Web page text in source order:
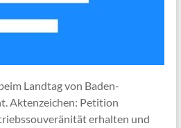
Landtag von Baden-
Aktenzeichen: Petition
erhalten und